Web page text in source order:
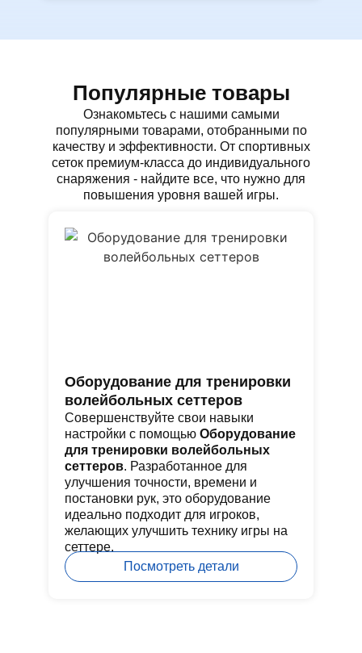
Популярные товары
Ознакомьтесь с нашими самыми
популярными товарами, отобранными по
качеству и эффективности. От спортивных
сеток премиум-класса до индивидуального
снаряжения - найдите все, что нужно для
повышения уровня вашей игры.
Оборудование для тренировки
волейбольных сеттеров
Совершенствуйте свои навыки
настройки с помощью Оборудование
для тренировки волейбольных
сеттеров. Разработанное для
улучшения точности, времени и
постановки рук, это оборудование
идеально подходит для игроков,
желающих улучшить технику игры на
сеттере.
Посмотреть детали